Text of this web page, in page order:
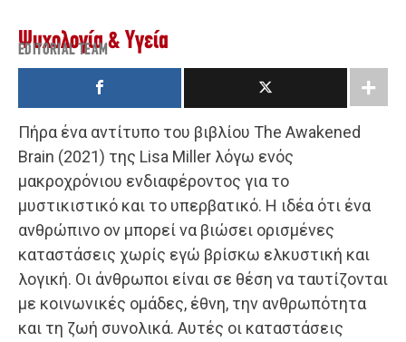
Ψυχολογία & Υγεία
EDITORIAL TEAM
Πήρα ένα αντίτυπο του βιβλίου The Awakened
Brain (2021) της Lisa Miller λόγω ενός
μακροχρόνιου ενδιαφέροντος για το
μυστικιστικό και το υπερβατικό. Η ιδέα ότι ένα
ανθρώπινο ον μπορεί να βιώσει ορισμένες
καταστάσεις χωρίς εγώ βρίσκω ελκυστική και
λογική. Οι άνθρωποι είναι σε θέση να ταυτίζονται
με κοινωνικές ομάδες, έθνη, την ανθρωπότητα
και τη ζωή συνολικά. Αυτές οι καταστάσεις